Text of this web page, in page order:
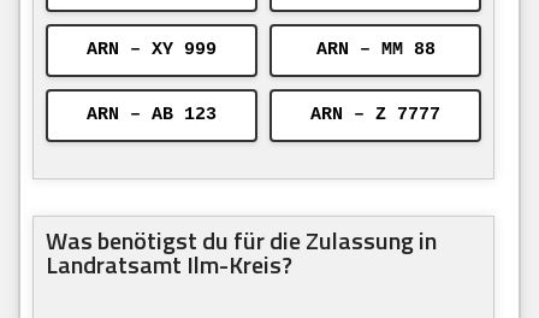
ARN – XY 999 ARN – MM 88
ARN – AB 123 ARN – Z 7777
Was benötigst du für die Zulassung in
Landratsamt Ilm-Kreis?